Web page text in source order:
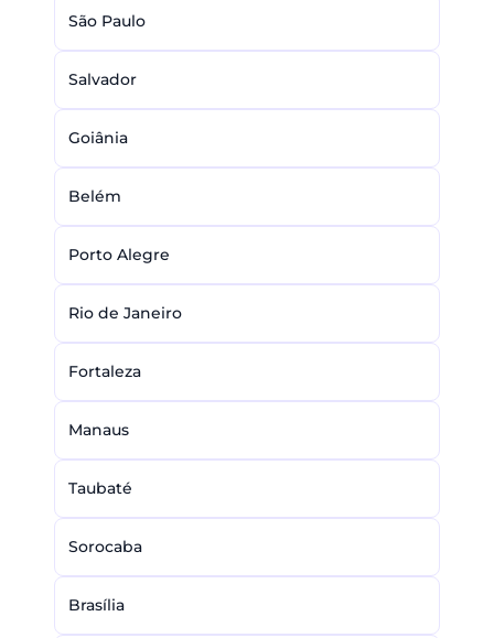
São Paulo
Salvador
Goiânia
Belém
Porto Alegre
Rio de Janeiro
Fortaleza
Manaus
Taubaté
Sorocaba
Brasília